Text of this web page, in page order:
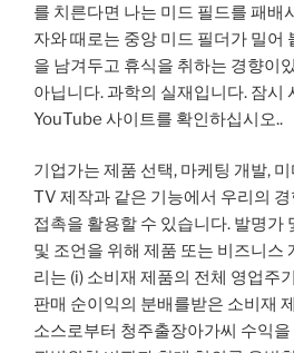
를 치른다면 나는 미드 필드를 패배
자와 때로는 중앙 미드 필더가 밀어
을 남겨두고 휴식을 취하는 경향이
아닙니다. 과학의 실재입니다. 잠시
YouTube 사이트를 확인하십시오..
기업가는 제품 선택, 마케팅 개발,
TV 제작과 같은 기능에서 우리의
접촉을 활용할 수 있습니다. 발명가
및 조언을 위해 제품 또는 비즈니스
리는 (i) 소비재 제품의 전체 영업주
판매 순이익의 분배를받은 소비재
소스로부터 청주출장아가씨 수익